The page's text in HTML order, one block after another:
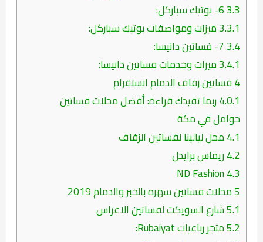
3.3
3.3.1ميزات ومواصفات بوتيك سباركل:
3.4
3.4.1ميزات وخدمات فساتين دانيسا:
4فساتين زفاف الدمام انستقرام
4.0.1ربما تفيدك قراءة: أفضل محلات فساتين
حوامل في مكة
4.1محل ليالينا لفساتين الزفاف
4.2ريماس برايدل
4.3
5محلات فساتين سهره بالخبر والدمام 2019
5.1شارع السويكت لفساتين الاعراس
5.2متجر رباعيات Rubaiyat: